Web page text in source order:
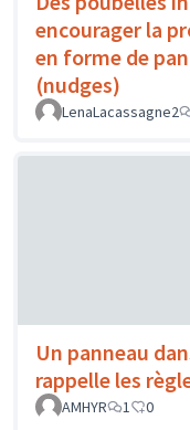
encourager la
en forme de
(nudges)
LenaLacassagne2
Un panneau
rappelle les
AMHYR
1 0